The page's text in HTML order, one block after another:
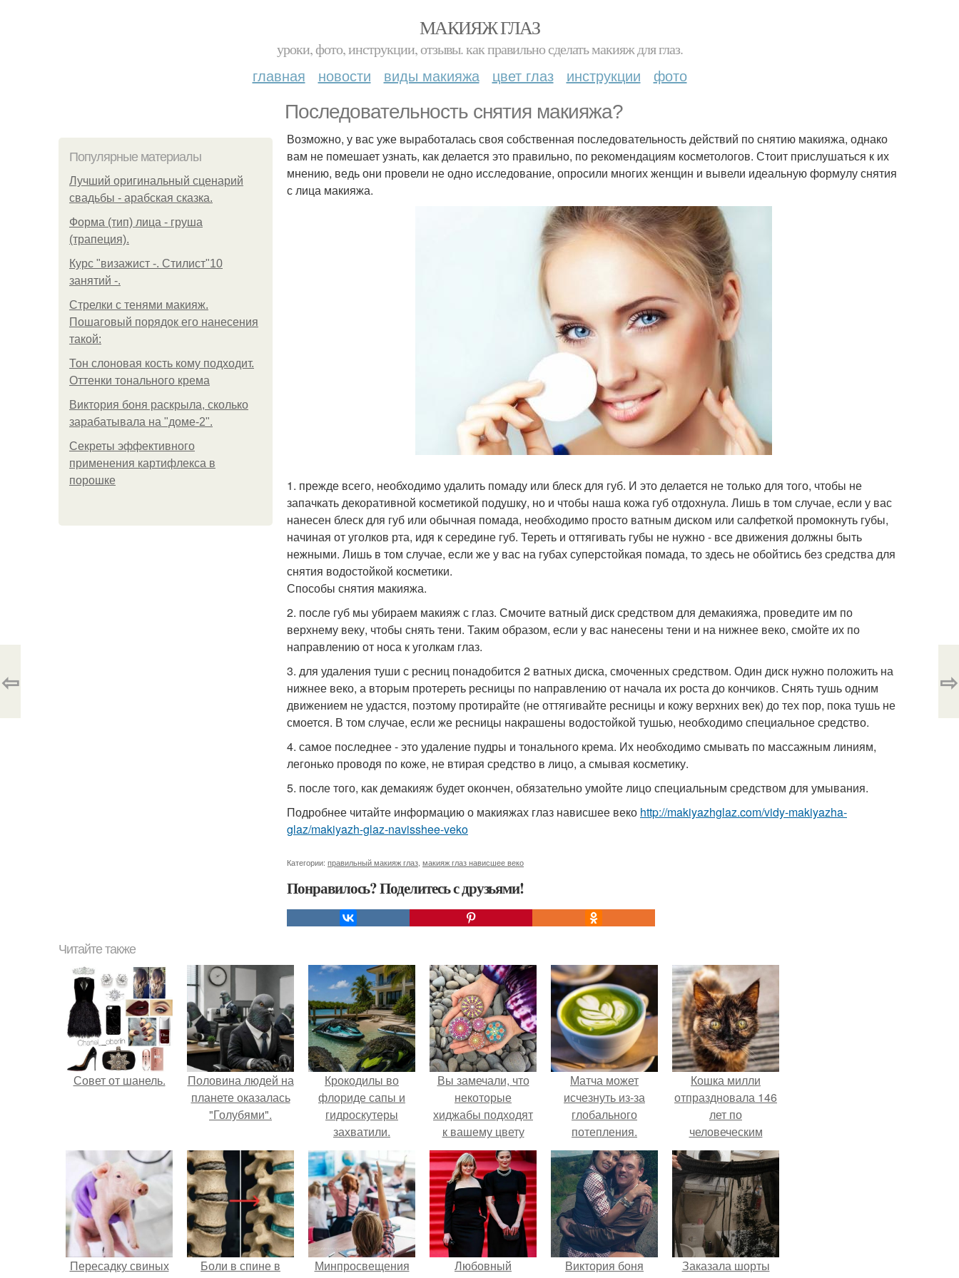
МАКИЯЖ ГЛАЗ
уроки, фото, инструкции, отзывы. как правильно сделать макияж для глаз.
главная новости виды макияжа цвет глаз инструкции фото
Последовательность снятия макияжа?
Популярные материалы
Лучший оригинальный сценарий
свадьбы - арабская сказка.
Форма (тип) лица - груша
(трапеция).
Курс "визажист -. Стилист"10
занятий -.
Стрелки с тенями макияж.
Пошаговый порядок его нанесения
такой:
Тон слоновая кость кому подходит.
Оттенки тонального крема
Виктория боня раскрыла, сколько
зарабатывала на "доме-2".
Секреты эффективного
применения картифлекса в
порошке
Возможно, у вас уже выработалась своя собственная последовательность действий по снятию макияжа, однако
вам не помешает узнать, как делается это правильно, по рекомендациям косметологов. Стоит прислушаться к их
мнению, ведь они провели не одно исследование, опросили многих женщин и вывели идеальную формулу снятия
с лица макияжа.
1. прежде всего, необходимо удалить помаду или блеск для губ. И это делается не только для того, чтобы не
запачкать декоративной косметикой подушку, но и чтобы наша кожа губ отдохнула. Лишь в том случае, если у вас
нанесен блеск для губ или обычная помада, необходимо просто ватным диском или салфеткой промокнуть губы,
начиная от уголков рта, идя к середине губ. Тереть и оттягивать губы не нужно - все движения должны быть
нежными. Лишь в том случае, если же у вас на губах суперстойкая помада, то здесь не обойтись без средства для
снятия водостойкой косметики.
Способы снятия макияжа.
2. после губ мы убираем макияж с глаз. Смочите ватный диск средством для демакияжа, проведите им по
верхнему веку, чтобы снять тени. Таким образом, если у вас нанесены тени и на нижнее веко, смойте их по
направлению от носа к уголкам глаз.
3. для удаления туши с ресниц понадобится 2 ватных диска, смоченных средством. Один диск нужно положить на
нижнее веко, а вторым протереть ресницы по направлению от начала их роста до кончиков. Снять тушь одним
движением не удастся, поэтому протирайте (не оттягивайте ресницы и кожу верхних век) до тех пор, пока тушь не
смоется. В том случае, если же ресницы накрашены водостойкой тушью, необходимо специальное средство.
4. самое последнее - это удаление пудры и тонального крема. Их необходимо смывать по массажным линиям,
легонько проводя по коже, не втирая средство в лицо, а смывая косметику.
5. после того, как демакияж будет окончен, обязательно умойте лицо специальным средством для умывания.
Подробнее читайте информацию о макияжах глаз нависшее веко http://makiyazhglaz.com/vidy-makiyazha-
glaz/makiyazh-glaz-navisshee-veko
Категории: правильный макияж глаз макияж глаз нависшее веко
Понравилось? Поделитесь с друзьями!
⇦ ⇨
Читайте также
Совет от шанель.
Половина людей на
планете оказалась
"Голубями".
Крокодилы во
флориде сапы и
гидроскутеры
захватили.
Вы замечали, что
некоторые
хиджабы подходят
к вашему цвету
кожи, а другие
смотрятся не
очень?
Матча может
исчезнуть из-за
глобального
потепления.
Кошка милли
отпраздновала 146
лет по
человеческим
Меркам и
претендует на
звание самой
старой в мире.
Пересадку свиных
Боли в спине в
Минпросвещения
Любовный
Виктория боня
Заказала шорты